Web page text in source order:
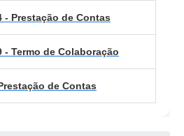
- Prestação de Contas
- Termo de Colaboração
de Contas